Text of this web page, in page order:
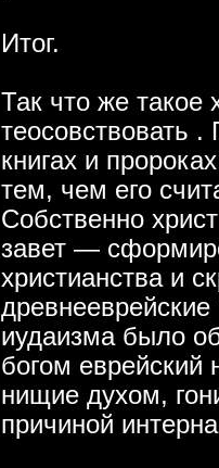
Итог.
Так что же такое
теосовствовать
книгах и
тем, чем его
Собственно
завет —
христианства и
иудаизма было
богом
нищие духом,
причиной